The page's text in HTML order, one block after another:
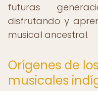
futuras
disfrutando y
musical ancestral.
Orígenes de
musicales